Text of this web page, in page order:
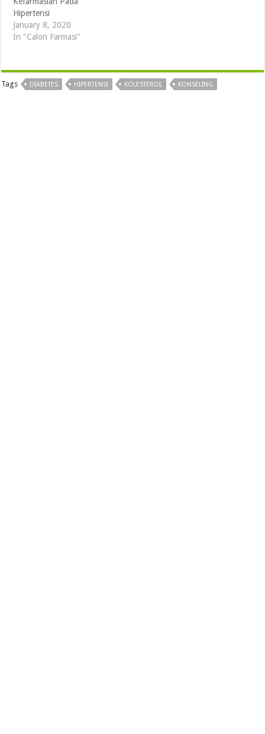
Hipertensi
January 8, 2020
In "Calon Farmasi"
Tags DIABETES HIPERTENSI KOLESTEROL KONSELING